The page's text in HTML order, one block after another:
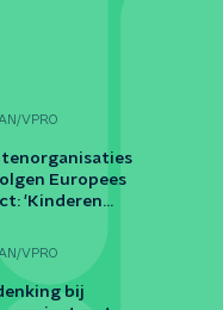
VPRO
Europees
'Kinderen
opsluiten botst
VPRO
bij